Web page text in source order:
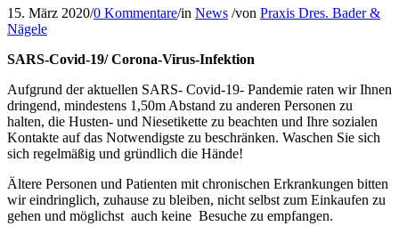
15. März 2020/0 Kommentare/in News /von Praxis Dres. Bader &
Nägele
SARS-Covid-19/ Corona-Virus-Infektion
Aufgrund der aktuellen SARS- Covid-19- Pandemie raten wir Ihnen
dringend, mindestens 1,50m Abstand zu anderen Personen zu
halten, die Husten- und Niesetikette zu beachten und Ihre sozialen
Kontakte auf das Notwendigste zu beschränken. Waschen Sie sich
sich regelmäßig und gründlich die Hände!
Ältere Personen und Patienten mit chronischen Erkrankungen bitten
wir eindringlich, zuhause zu bleiben, nicht selbst zum Einkaufen zu
gehen und möglichst auch keine Besuche zu empfangen.